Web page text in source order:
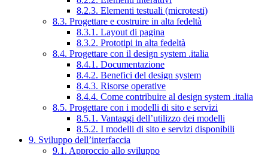
8.2.3. Elementi testuali (microtesti)
8.3. Progettare e costruire in alta fedeltà
8.3.1. Layout di pagina
8.3.2. Prototipi in alta fedeltà
8.4. Progettare con il design system .italia
8.4.1. Documentazione
8.4.2. Benefici del design system
8.4.3. Risorse operative
8.4.4. Come contribuire al design system .italia
8.5. Progettare con i modelli di sito e servizi
8.5.1. Vantaggi dell’utilizzo dei modelli
8.5.2. I modelli di sito e servizi disponibili
9. Sviluppo dell’interfaccia
9.1. Approccio allo sviluppo